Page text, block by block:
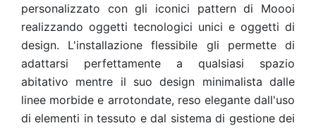
personalizzato con gli iconici pattern di Moooi
realizzando oggetti tecnologici unici e oggetti di
design. L'installazione flessibile gli permette di
adattarsi perfettamente a qualsiasi spazio
abitativo mentre il suo design minimalista dalle
linee morbide e arrotondate, reso elegante dall'uso
di elementi in tessuto e dal sistema di gestione dei